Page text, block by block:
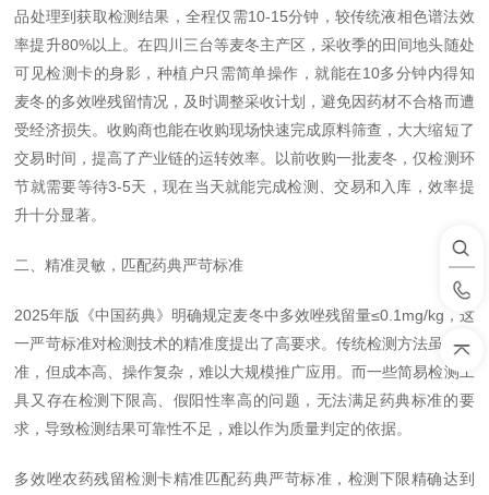
品处理到获取检测结果，全程仅需10-15分钟，较传统液相色谱法效
率提升80%以上。在四川三台等麦冬主产区，采收季的田间地头随处
可见检测卡的身影，种植户只需简单操作，就能在10多分钟内得知
麦冬的多效唑残留情况，及时调整采收计划，避免因药材不合格而遭
受经济损失。收购商也能在收购现场快速完成原料筛查，大大缩短了
交易时间，提高了产业链的运转效率。以前收购一批麦冬，仅检测环
节就需要等待3-5天，现在当天就能完成检测、交易和入库，效率提
升十分显著。
二、精准灵敏，匹配药典严苛标准
2025年版《中国药典》明确规定麦冬中多效唑残留量≤0.1mg/kg，这
一严苛标准对检测技术的精准度提出了高要求。传统检测方法虽然精
准，但成本高、操作复杂，难以大规模推广应用。而一些简易检测工
具又存在检测下限高、假阳性率高的问题，无法满足药典标准的要
求，导致检测结果可靠性不足，难以作为质量判定的依据。
多效唑农药残留检测卡精准匹配药典严苛标准，检测下限精确达到